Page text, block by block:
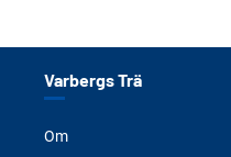
Varbergs Trä
Om